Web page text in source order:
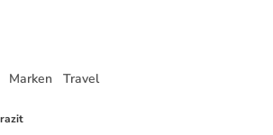
Marken Travel